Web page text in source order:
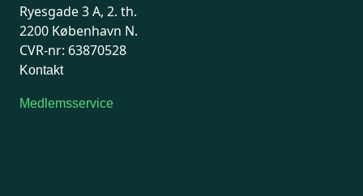
Ryesgade 3 A, 2. th.
2200 København N.
CVR-nr: 63870528
Kontakt
Medlemsservice